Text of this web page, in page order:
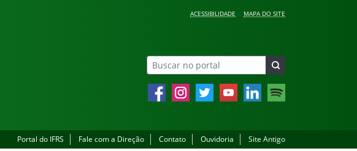
ACESSIBILIDADE MAPA DO SITE
FacebookInstagramTwitter YouTube LinkedIn Spotify
Portal do IFRS Fale com a Direção Contato Ouvidoria Site Antigo